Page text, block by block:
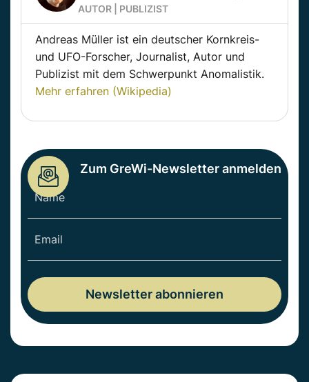
AUTOR | PUBLIZIST
Andreas Müller ist ein deutscher Kornkreis-
und UFO-Forscher, Journalist, Autor und
Publizist mit dem Schwerpunkt Anomalistik.
Mehr erfahren (Wikipedia)
Zum GreWi-Newsletter anmelden